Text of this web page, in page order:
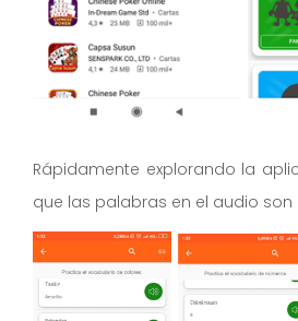
Rápidamente explorando la
que las palabras en el audio son